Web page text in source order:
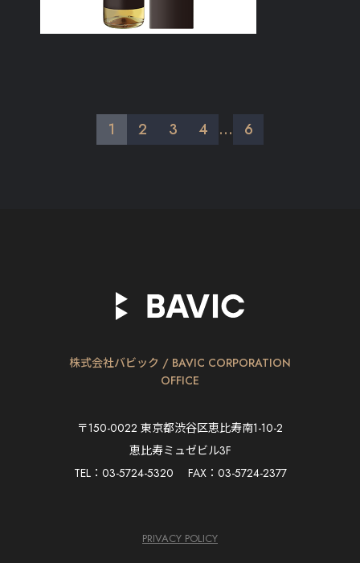
1 2 3 4 … 6
株式会社バビック / BAVIC CORPORATION
OFFICE
〒150-0022 東京都渋谷区恵比寿南1-10-2
恵比寿ミュゼビル3F
TEL：03-5724-5320 FAX：03-5724-2377
PRIVACY POLICY